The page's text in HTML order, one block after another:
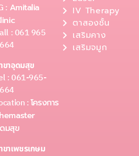
: Amitalia
: 061 965
ขาอุดมสุข
: 061-965-
:โครงการ
มสุข
ขาเพชรเกษม
IV Therapy
ตาสองชั้น
เสริมคาง
เสริมจมูก